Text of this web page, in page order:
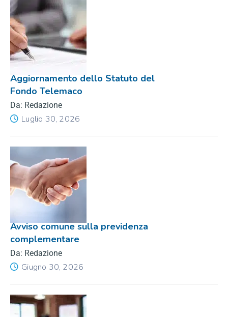
Aggiornamento dello Statuto del
Fondo Telemaco
Da: Redazione
Luglio 30, 2026
Avviso comune sulla previdenza
complementare
Da: Redazione
Giugno 30, 2026